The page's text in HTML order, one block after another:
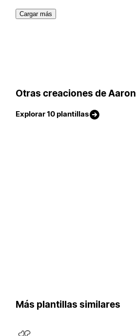
Cargar más
Otras creaciones de Aaron
Explorar 10 plantillas
Más plantillas similares